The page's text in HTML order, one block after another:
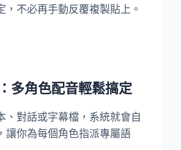
，不必再手動反覆複製貼上。
多角色配音輕鬆搞定
、對話或字幕檔，系統就會自
讓你為每個角色指派專屬語